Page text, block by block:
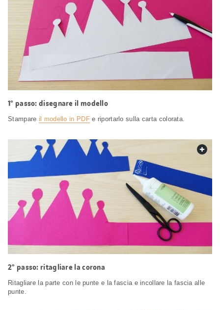
1° passo: disegnare il modello
Stampare il modello in PDFe riportarlo sulla carta colorata.
2° passo: ritagliare la corona
Ritagliare la parte con le punte e la fascia e incollare la fascia alle
punte.